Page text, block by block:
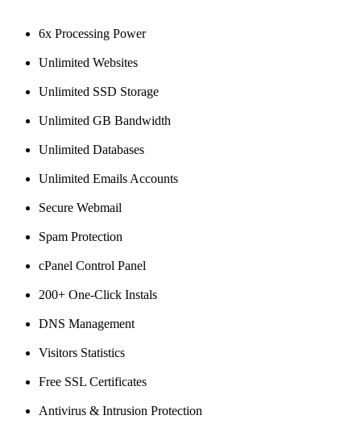
6x Processing Power
Unlimited Websites
Unlimited SSD Storage
Unlimited GB Bandwidth
Unlimited Databases
Unlimited Emails Accounts
Secure Webmail
Spam Protection
cPanel Control Panel
200+ One-Click Instals
DNS Management
Visitors Statistics
Free SSL Certificates
Antivirus & Intrusion Protection